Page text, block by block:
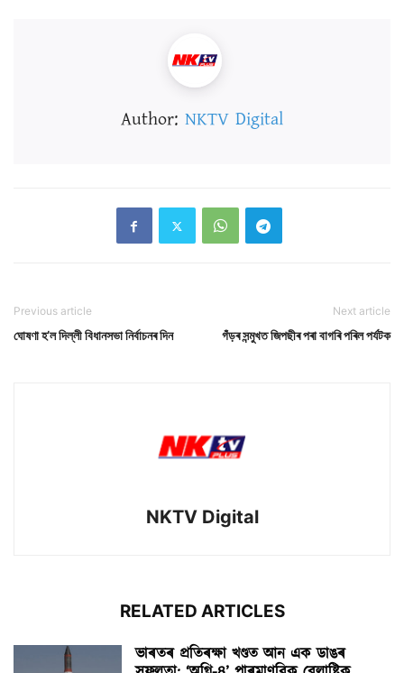
Author: NKTV Digital
Previous article
ঘোষণা হ’ল দিল্লী বিধানসভা নিৰ্বাচনৰ দিন
Next article
গঁড়ৰ সন্মুখত জিপছীৰ পৰা বাগৰি পৰিল পৰ্যটক
NKTV Digital
RELATED ARTICLES
ভাৰতৰ প্ৰতিৰক্ষা খণ্ডত আন এক ডাঙৰ